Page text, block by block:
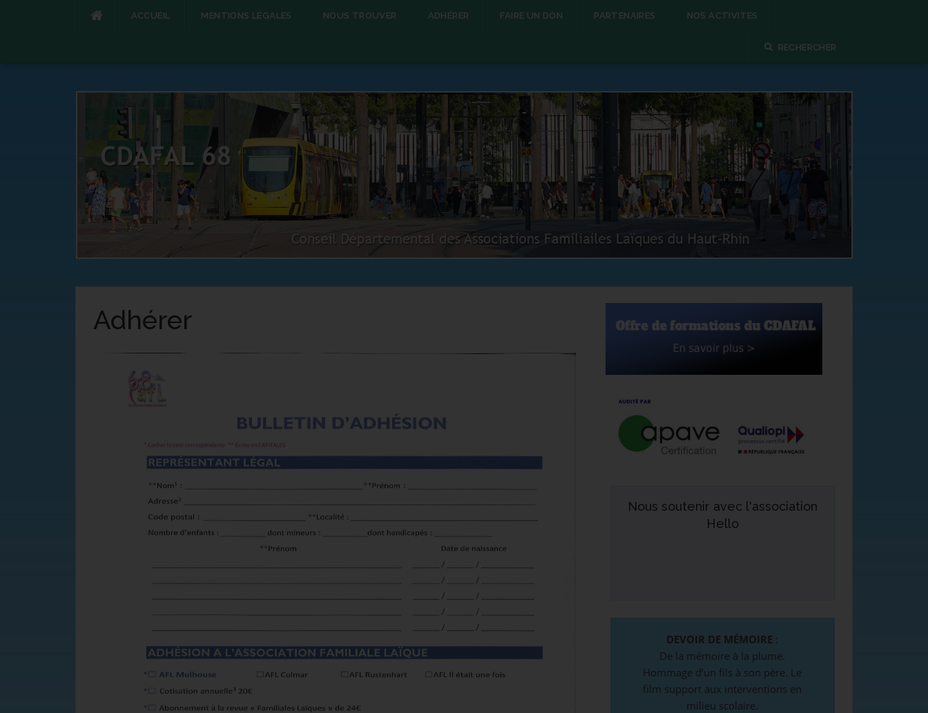
ACCUEIL MENTIONS LÉGALES NOUS TROUVER ADHÉRER FAIRE UN DON PARTENAIRES NOS ACTIVITES
RECHERCHER
Adhérer
Nous soutenir avec l'association
Hello
DEVOIR DE MÉMOIRE :
De la mémoire à la plume.
Hommage d’un fils à son père. Le
film support aux interventions en
milieu scolaire.